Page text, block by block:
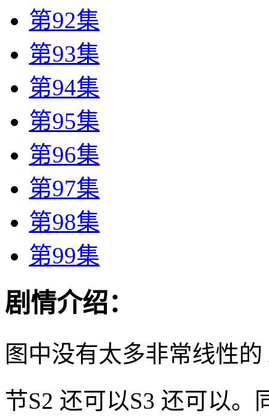
第92集
第93集
第94集
第95集
第96集
第97集
第98集
第99集
剧情介绍：
图中没有太多非常线性
节S2 还可以S3 还可以。